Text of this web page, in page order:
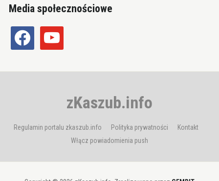
Media społecznościowe
facebook youtube
zKaszub.info
Regulamin portalu zkaszub.info Polityka prywatności
Kontakt
Włącz powiadomienia push